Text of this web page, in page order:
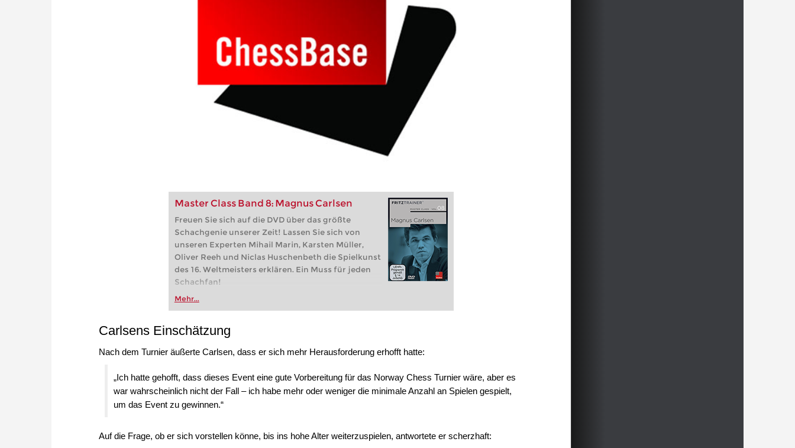
Master Class Band 8: Magnus Carlsen
Freuen Sie sich auf die DVD über das größte
Schachgenie unserer Zeit! Lassen Sie sich von
unseren Experten Mihail Marin, Karsten Müller,
Oliver Reeh und Niclas Huschenbeth die Spielkunst
des 16. Weltmeisters erklären. Ein Muss für jeden
Schachfan!
Mehr...
Carlsens Einschätzung
Nach dem Turnier äußerte Carlsen, dass er sich mehr Herausforderung erhofft hatte:
„Ich hatte gehofft, dass dieses Event eine gute Vorbereitung für das Norway Chess Turnier wäre, aber es
war wahrscheinlich nicht der Fall – ich habe mehr oder weniger die minimale Anzahl an Spielen gespielt,
um das Event zu gewinnen.“
Auf die Frage, ob er sich vorstellen könne, bis ins hohe Alter weiterzuspielen, antwortete er scherzhaft: